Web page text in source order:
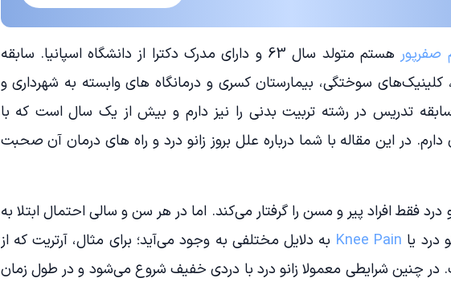
صفرپور
هستم متولد سال 63 و دارای مدرک دکترا از دانشگاه اسپانیا. سابقه
کلینیک‌های سوختگی، بیمارستان‌ کسری و درمانگاه های وابسته به شهرداری و
دارم. 2 سال سابقه تدریس در رشته تربیت بدنی را نیز دارم و بیش از یک سال است که با
در این مقاله با شما درباره علل بروز زانو درد و راه های درمان آن صحبت
درد فقط افراد پیر و مسن را گرفتار می‌کند. اما در هر سن و سالی احتمال ابتلا به
درد یا Knee Pain به دلایل مختلفی به وجود می‌آید؛ برای مثال، آرتریت که از
در چنین شرایطی معمولا زانو درد با دردی خفیف شروع می‌شود و در طول زمان